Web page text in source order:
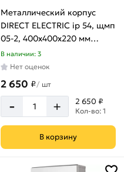
Металлический корпус
DIRECT ELECTRIC ip 54, щмп
05-2, 400x400x220 мм
DE16202065
В наличии: 3
Нет оценок
2 650 ₽/ шт
- + 2 650 ₽
Кол-во: 1
В корзину